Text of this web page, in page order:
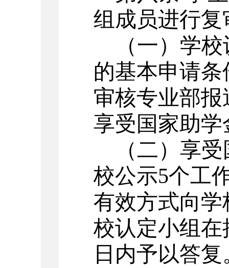
组成员进行
（一）学
的基本申请
审核专业部
享受国家助
（二）享
校公示5个工
有效方式向
校认定小组
日内予以答